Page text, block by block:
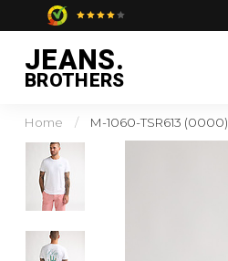
JEANS.
BROTHERS
Home / M-1060-TSR613 (0000)